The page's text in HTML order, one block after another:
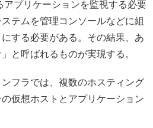
プリケーションを監視する必要
テムを管理コンソールなどに組
する必要がある。その結果、あ
と呼ばれるものが実現する。
フラでは、複数のホスティング
仮想ホストとアプリケーション